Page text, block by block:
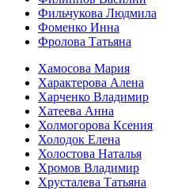
Фильчукова Людмила
Фоменко Инна
Фролова Татьяна
Хамосова Мария
Характерова Алена
Харченко Владимир
Хатеева Анна
Холмогорова Ксения
Холодок Елена
Холостова Наталья
Хромов Владимир
Хрусталева Татьяна